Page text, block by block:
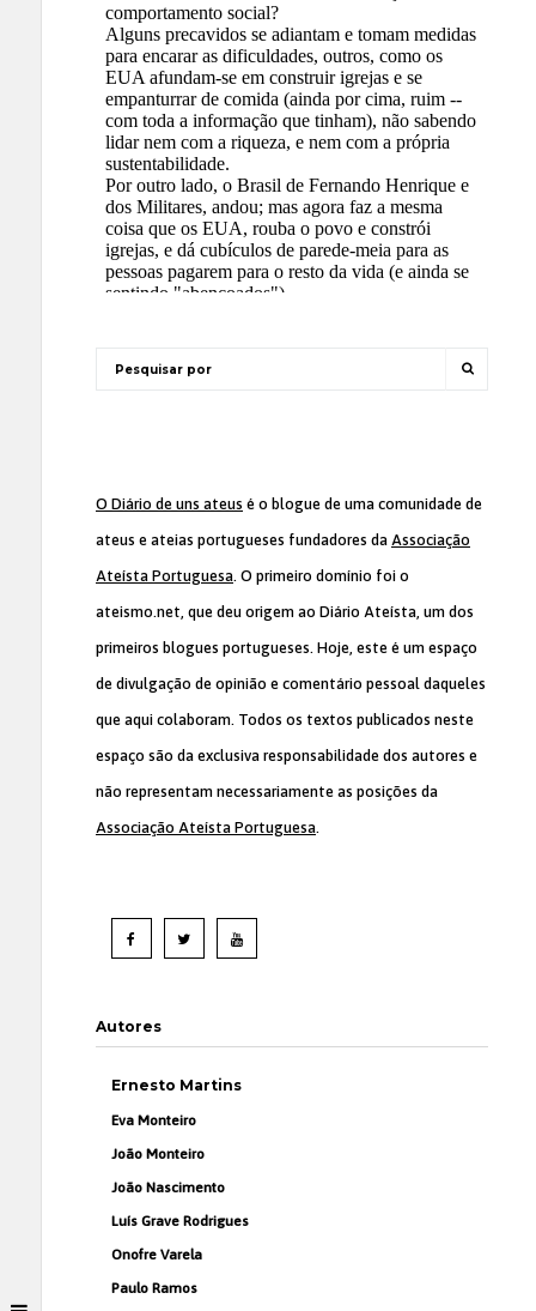
O Diário de uns ateus é o blogue de uma comunidade de
ateus e ateias portugueses fundadores da Associação
Ateísta Portuguesa. O primeiro domínio foi o
ateismo.net, que deu origem ao Diário Ateísta, um dos
primeiros blogues portugueses. Hoje, este é um espaço
de divulgação de opinião e comentário pessoal daqueles
que aqui colaboram. Todos os textos publicados neste
espaço são da exclusiva responsabilidade dos autores e
não representam necessariamente as posições da
Associação Ateísta Portuguesa.
Autores
Ernesto Martins
Eva Monteiro
João Monteiro
João Nascimento
Luís Grave Rodrigues
Onofre Varela
Paulo Ramos